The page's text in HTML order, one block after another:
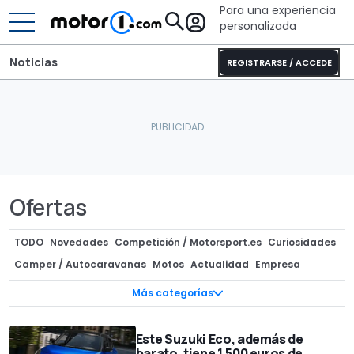
Para una experiencia
personalizada
REGISTRARSE / ACCEDE
Noticias
Ofertas
Más categorías
TODO Novedades Competición / Motorsport.es Curiosidades
Camper / Autocaravanas Motos Actualidad Empresa
Componentes / Preparaciones
Superdeportivos
Ofertas Clásicos Diseño InsideEVs Recreaciones
Concept Cars Precios
Teasers
Este Suzuki Eco, además de